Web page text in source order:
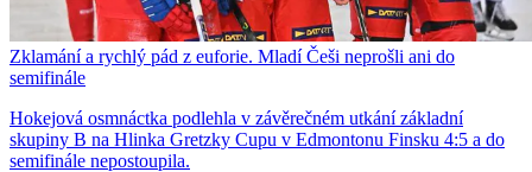
Zklamání a rychlý pád z euforie. Mladí Češi neprošli ani do
semifinále
Hokejová osmnáctka podlehla v závěrečném utkání základní
skupiny B na Hlinka Gretzky Cupu v Edmontonu Finsku 4:5 a do
semifinále nepostoupila.